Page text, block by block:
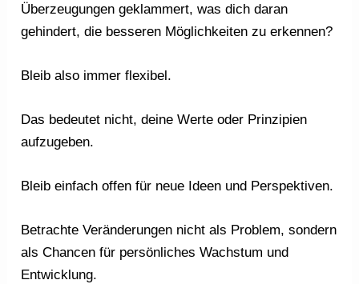
Überzeugungen geklammert, was dich daran
gehindert, die besseren Möglichkeiten zu erkennen?
Bleib also immer flexibel.
Das bedeutet nicht, deine Werte oder Prinzipien
aufzugeben.
Bleib einfach offen für neue Ideen und Perspektiven.
Betrachte Veränderungen nicht als Problem, sondern
als Chancen für persönliches Wachstum und
Entwicklung.